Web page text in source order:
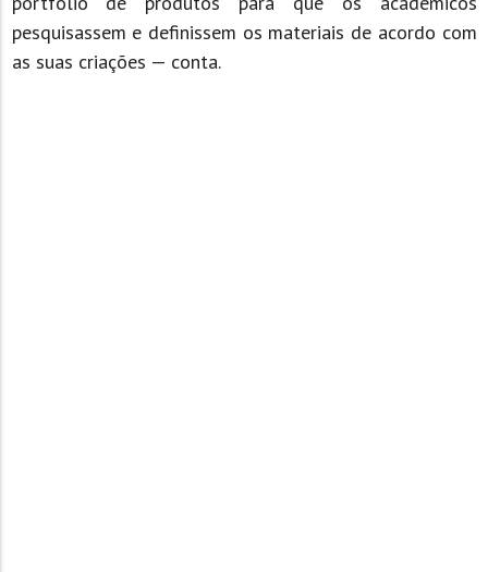
pesquisassem e definissem os materiais de acordo com
as suas criações — conta.